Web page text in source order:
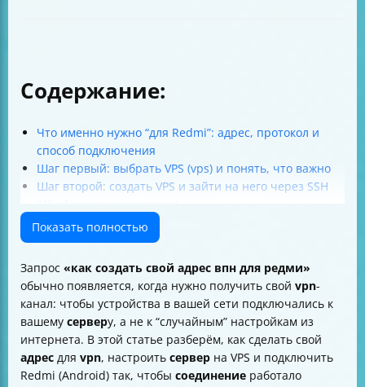
Содержание:
Что именно нужно “для Redmi”: адрес, протокол и
способ подключения
Шаг первый: выбрать VPS (vps) и понять, что важно
Шаг второй: создать VPS и зайти на него через SSH
Шаг третий: установить панель (3x-ui) на Debian
Как собрать ссылку на веб-интерфейс 3x-ui
Шаг четвёртый: создать VPN на базе vless + reality в
3x-ui
Настройки безопасности: uTLS/flow и что важно
выбрать
Dest и SNI: как задать маскировку под другой сайт
Где взять сертификат для reality
Как получить ключ-URL для подключения с телефона
Показать полностью
Запрос «как создать свой адрес впн для редми»
обычно появляется, когда нужно получить свой vpn-
канал: чтобы устройства в вашей сети подключались к
вашему серверу, а не к “случайным” настройкам из
интернета. В этой статье разберём, как сделать свой
адрес для vpn, настроить сервер на VPS и подключить
Redmi (Android) так, чтобы соединение работало